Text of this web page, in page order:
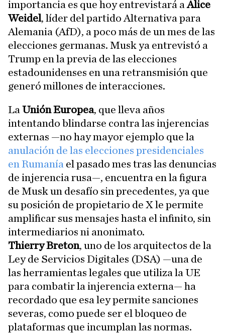
importancia es que hoy entrevistará aAlice
Weidel, líder del partido Alternativa para
Alemania (AfD), a poco más de un mes de las
elecciones germanas. Musk ya entrevistó a
Trump en la previa de las elecciones
estadounidenses en una retransmisión que
generó millones de interacciones.
La Unión Europea, que lleva años
intentando blindarse contra las injerencias
externas —no hay mayor ejemplo que la
anulación de las elecciones presidenciales
en Rumanía el pasado mes tras las denuncias
de injerencia rusa—, encuentra en la figura
de Musk un desafío sin precedentes, ya que
su posición de propietario de X le permite
amplificar sus mensajes hasta el infinito, sin
intermediarios ni anonimato.
Thierry Breton, uno de los arquitectos de la
Ley de Servicios Digitales (DSA) —una de
las herramientas legales que utiliza la UE
para combatir la injerencia externa— ha
recordado que esa ley permite sanciones
severas, como puede ser el bloqueo de
plataformas que incumplan las normas.